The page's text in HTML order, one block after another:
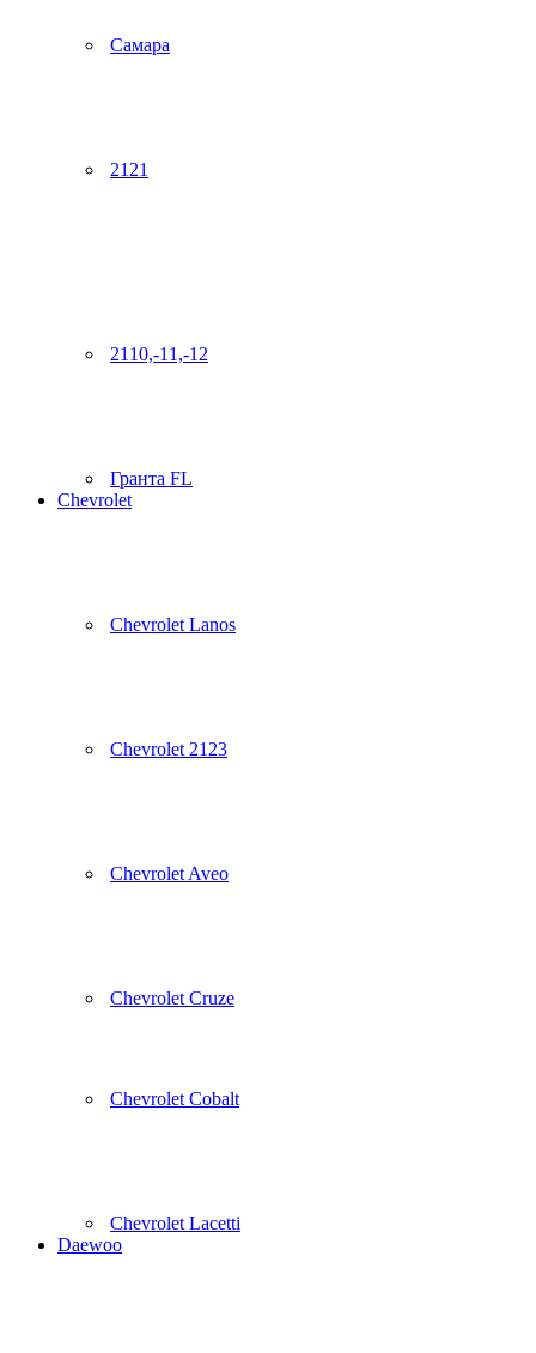
Самара
2121
2110,-11,-12
Гранта FL
Chevrolet
Chevrolet Lanos
Chevrolet 2123
Chevrolet Aveo
Chevrolet Cruze
Chevrolet Cobalt
Chevrolet Lacetti
Daewoo